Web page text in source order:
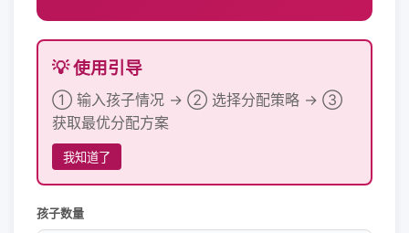
💡 使用引导
① 输入孩子情况 → ② 选择分配策略 → ③
获取最优分配方案
我知道了
孩子数量